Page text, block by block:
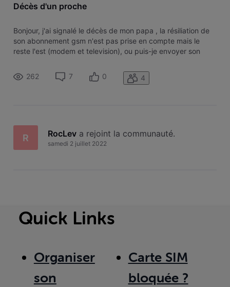
Décès d'un proche
Bonjour, j'ai signalé le décès de mon papa , la résiliation de
son abonnement gsm n'est pas prise en compte mais le
reste l'est (modem et television), ou puis-je envoyer son
262
7 0 4
R RocLev a rejoint la communauté.
samedi 2 juillet 2022
Quick Links
Organiser
son
Carte SIM
bloquée ?